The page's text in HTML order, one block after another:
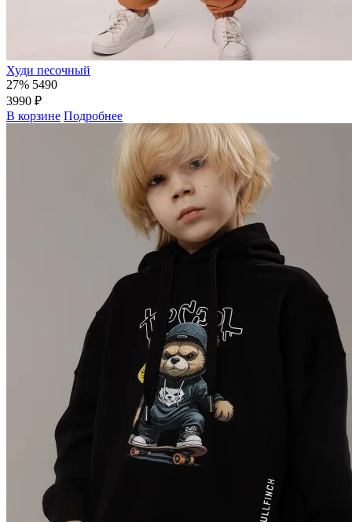
Худи песочный
27% 5490
3990 ₽
В корзине Подробнее